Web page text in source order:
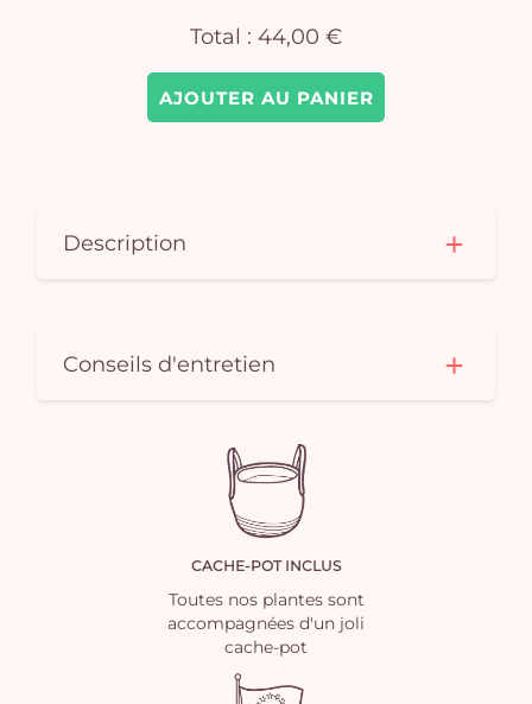
AJOUTER AU PANIER
Total : 44,00 €
Description
Conseils d'entretien
CACHE-POT INCLUS
Toutes nos plantes sont
accompagnées d'un joli
cache-pot